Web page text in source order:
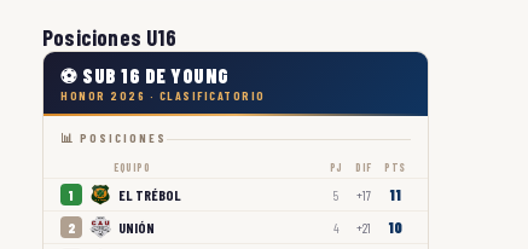
Posiciones U16
⚽ SUB 16 DE YOUNG
HONOR 2026 · CLASIFICATORIO
📊 POSICIONES
EQUIPO PJ DIF PTS
1 EL TRÉBOL 5 +17 11
2 UNIÓN 4 +21 10